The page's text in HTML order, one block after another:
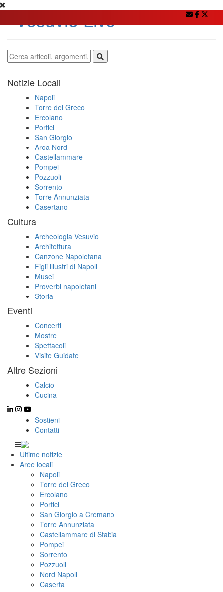
Notizie Locali
Napoli
Torre del Greco
Ercolano
Portici
San Giorgio
Area Nord
Castellammare
Pompei
Pozzuoli
Sorrento
Torre Annunziata
Casertano
Cultura
Archeologia Vesuvio
Architettura
Canzone Napoletana
Figli illustri di Napoli
Musei
Proverbi napoletani
Storia
Eventi
Concerti
Mostre
Spettacoli
Visite Guidate
Altre Sezioni
Calcio
Cucina
Sostieni
Contatti
Ultime notizie
Aree locali
Napoli
Torre del Greco
Ercolano
Portici
San Giorgio a Cremano
Torre Annunziata
Castellammare di Stabia
Pompei
Sorrento
Pozzuoli
Nord Napoli
Caserta